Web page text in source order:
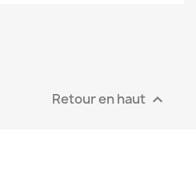
Retour en haut 